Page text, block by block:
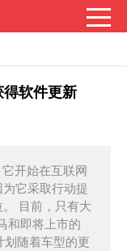
软件更新
开始在互联网
为它采取行动提
目前，只有大
和即将上市的
划随着车型的更